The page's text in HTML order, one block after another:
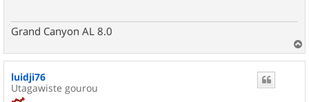
Grand Canyon AL 8.0
a
luidji76
Utagawiste gourou